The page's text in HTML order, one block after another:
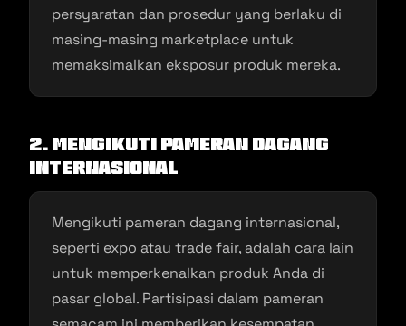
persyaratan dan prosedur yang berlaku di
masing-masing marketplace untuk
memaksimalkan eksposur produk mereka.
2. Mengikuti Pameran Dagang
Internasional
Mengikuti pameran dagang internasional,
seperti expo atau trade fair, adalah cara lain
untuk memperkenalkan produk Anda di
pasar global. Partisipasi dalam pameran